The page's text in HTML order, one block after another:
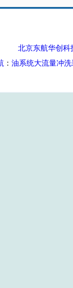
北京东航华创科
： 油系统大流量冲